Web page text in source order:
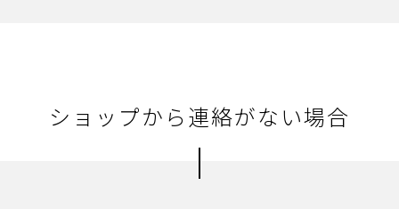
ショップから連絡がない場合